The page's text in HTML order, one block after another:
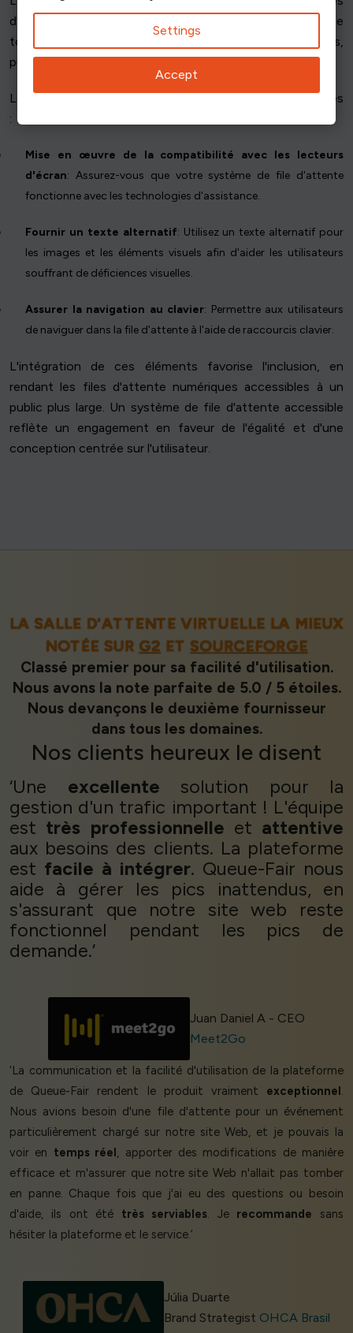
d'attente numériques. Il est impératif de veiller à ce que
tous les utilisateurs, quelles que soient leurs capacités,
puissent accéder aux files d'attente et y naviguer.
La conception de l'accessibilité comporte plusieurs étapes
:
Mise en œuvre de la compatibilité avec les lecteurs
d'écran: Assurez-vous que votre système de file d'attente
fonctionne avec les technologies d'assistance.
Fournir un texte alternatif: Utilisez un texte alternatif pour
les images et les éléments visuels afin d'aider les utilisateurs
souffrant de déficiences visuelles.
Assurer la navigation au clavier: Permettre aux utilisateurs
de naviguer dans la file d'attente à l'aide de raccourcis clavier.
L'intégration de ces éléments favorise l'inclusion, en
rendant les files d'attente numériques accessibles à un
public plus large. Un système de file d'attente accessible
reflète un engagement en faveur de l'égalité et d'une
conception centrée sur l'utilisateur.
LA SALLE D'ATTENTE VIRTUELLE LA MIEUX
NOTÉE SURG2 ET SOURCEFORGE
Classé premier pour sa facilité d'utilisation.
Nous avons la note parfaite de 5.0 / 5 étoiles.
Nous devançons le deuxième fournisseur
dans tous les domaines.
Nos clients heureux le disent
‘Une excellente solution pour la
gestion d'un trafic important ! L'équipe
est très professionnelle et attentive
aux besoins des clients. La plateforme
est facile à intégrer. Queue-Fair nous
aide à gérer les pics inattendus, en
s'assurant que notre site web reste
fonctionnel pendant les pics de
demande.’
Juan Daniel A - CEO
Meet2Go
‘La communication et la facilité d'utilisation de la plateforme
de Queue-Fair rendent le produit vraiment exceptionnel .
Nous avions besoin d'une file d'attente pour un événement
particulièrement chargé sur notre site Web, et je pouvais la
voir en temps réel , apporter des modifications de manière
efficace et m'assurer que notre site Web n'allait pas tomber
en panne. Chaque fois que j'ai eu des questions ou besoin
d'aide, ils ont été très serviables. Je recommande sans
hésiter la plateforme et le service.’
Júlia Duarte
Brand Strategist OHCA Brasil
Settings
Accept